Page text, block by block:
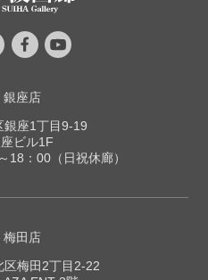
銀座店
銀座1丁目9-19
ビル1F
18：00（日祝休廊）
梅田店
区梅田2丁目2-22